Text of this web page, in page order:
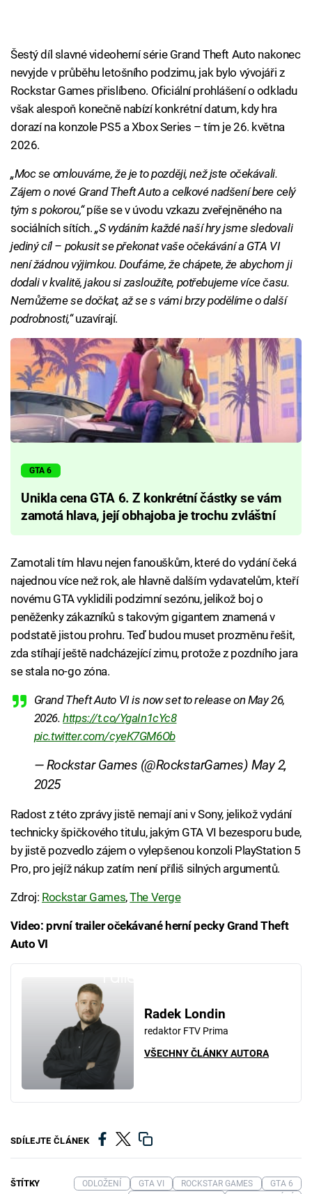
Šestý díl slavné videoherní série Grand Theft Auto nakonec
nevyjde v průběhu letošního podzimu, jak bylo vývojáři z
Rockstar Games přislíbeno. Oficiální prohlášení o odkladu
však alespoň konečně nabízí konkrétní datum, kdy hra
dorazí na konzole PS5 a Xbox Series – tím je 26. května
2026.
„Moc se omlouváme, že je to později, než jste očekávali.
Zájem o nové Grand Theft Auto a celkové nadšení bere celý
tým s pokorou,“píše se v úvodu vzkazu zveřejněného na
sociálních sítích. „S vydáním každé naší hry jsme sledovali
jediný cíl – pokusit se překonat vaše očekávání a GTA VI
není žádnou výjimkou. Doufáme, že chápete, že abychom ji
dodali v kvalitě, jakou si zasloužíte, potřebujeme více času.
Nemůžeme se dočkat, až se s vámi brzy podělíme o další
podrobnosti,“uzavírají.
GTA 6
Unikla cena GTA 6. Z konkrétní částky se vám
zamotá hlava, její obhajoba je trochu zvláštní
Zamotali tím hlavu nejen fanouškům, které do vydání čeká
najednou více než rok, ale hlavně dalším vydavatelům, kteří
novému GTA vyklidili podzimní sezónu, jelikož boj o
peněženky zákazníků s takovým gigantem znamená v
podstatě jistou prohru. Teď budou muset prozměnu řešit,
zda stíhají ještě nadcházející zimu, protože z pozdního jara
se stala no-go zóna.
Grand Theft Auto VI is now set to release on May 26,
2026.https://t.co/YgaIn1cYc8
pic.twitter.com/cyeK7GM6Ob
— Rockstar Games (@RockstarGames) May 2,
2025
Radost z této zprávy jistě nemají ani v Sony, jelikož vydání
technicky špičkového titulu, jakým GTA VI bezesporu bude,
by jistě pozvedlo zájem o vylepšenou konzoli PlayStation 5
Pro, pro jejíž nákup zatím není příliš silných argumentů.
Zdroj: Rockstar Games,The Verge
Video: první trailer očekávané herní pecky Grand Theft
Auto VI
Radek Londin
redaktor FTV Prima
VŠECHNY ČLÁNKY AUTORA
SDÍLEJTE ČLÁNEK
ŠTÍTKY ODLOŽENÍ GTA VI ROCKSTAR GAMES
GTA 6